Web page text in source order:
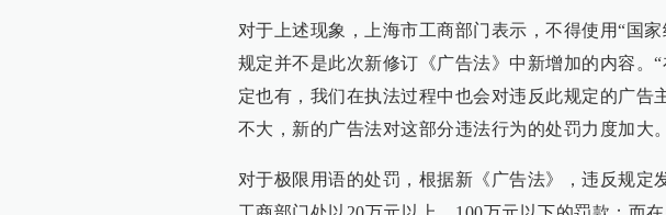
对于上述现象，上海市工商部门表示，不得使用“国
规定并不是此次新修订《广告法》中新增加的内容。
定也有，我们在执法过程中也会对违反此规定的广告
不大，新的广告法对这部分违法行为的处罚力度加大
对于极限用语的处罚，根据新《广告法》，违反规定